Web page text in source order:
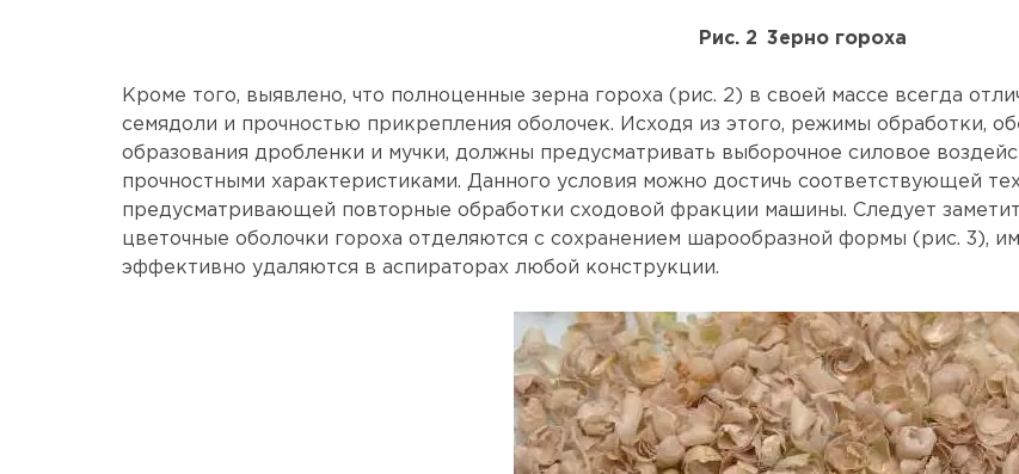
Рис. 2 3ерно гороха
Кроме того, выявлено, что полноценные зерна гороха (рис. 2) в своей массе всегда
семядоли и прочностью прикрепления оболочек. Исходя из этого, режимы обработки,
образования дробленки и мучки, должны предусматривать выборочное силовое
прочностными характеристиками. Данного условия можно достичь соответствующей
предусматривающей повторные обработки сходовой фракции машины. Следует
цветочные оболочки гороха отделяются с сохранением шарообразной формы (рис. 3),
эффективно удаляются в аспираторах любой конструкции.